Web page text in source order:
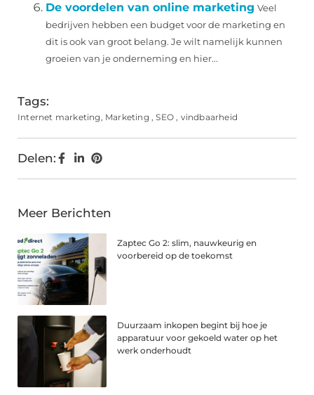
De voordelen van online marketing Veel
bedrijven hebben een budget voor de marketing en
dit is ook van groot belang. Je wilt namelijk kunnen
groeien van je onderneming en hier...
Tags:
Internet marketing, Marketing ,SEO , vindbaarheid
Delen:
Meer Berichten
Zaptec Go 2: slim, nauwkeurig en
voorbereid op de toekomst
Duurzaam inkopen begint bij hoe je
apparatuur voor gekoeld water op het
werk onderhoudt